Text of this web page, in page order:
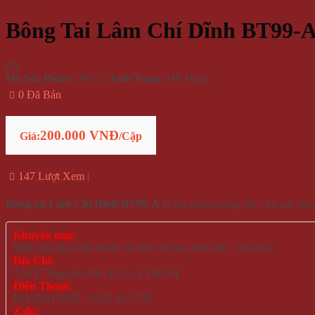
Bông Tai Lâm Chí Dĩnh BT99-
(0)
Mã Sản Phẩm: 38021 |Tình Trạng: Hết Hàng
0 Đã Bán
Giá:200.000 VNĐ/Cặp
147 Lượt Xem
Bông tai Lâm Chí Dĩnh BT99-A là sản phẩm trang sức của gift
Khuyến mại:
Miễn phí giao nội thành và tỉnh với hoá đơn trên >500.000
Địa Chỉ:
714/17 Nguyễn Trãi, P.11, Q.5 HCM
Điện Thoại:
028 6261 0065 - 0935 616 536
Zalo: